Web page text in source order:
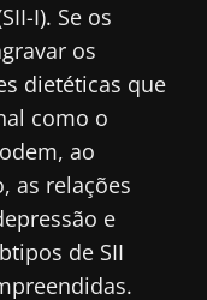
I). Se os
os
dietéticas que
como o
ao
as relações
e
de SII